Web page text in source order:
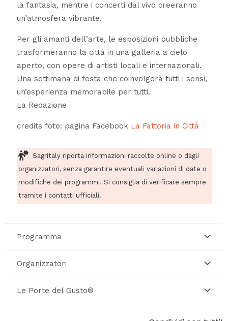
la fantasia, mentre i concerti dal vivo creeranno
un’atmosfera vibrante.
Per gli amanti dell’arte, le esposizioni pubbliche
trasformeranno la città in una galleria a cielo
aperto, con opere di artisti locali e internazionali.
Una settimana di festa che coinvolgerà tutti i sensi,
un’esperienza memorabile per tutti.
La Redazione
credits foto: pagina Facebook La Fattoria in Città
Sagritaly riporta informazioni raccolte online o dagli
organizzatori, senza garantire eventuali variazioni di date o
modifiche dei programmi. Si consiglia di verificare sempre
tramite i contatti ufficiali.
Programma
Organizzatori
Le Porte del Gusto®